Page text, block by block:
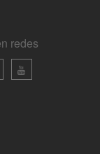
redes